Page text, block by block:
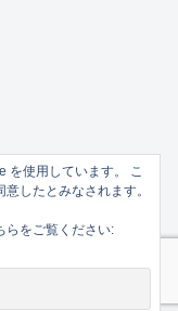
を使用しています。 こ
したとみなされます。
らをご覧ください: